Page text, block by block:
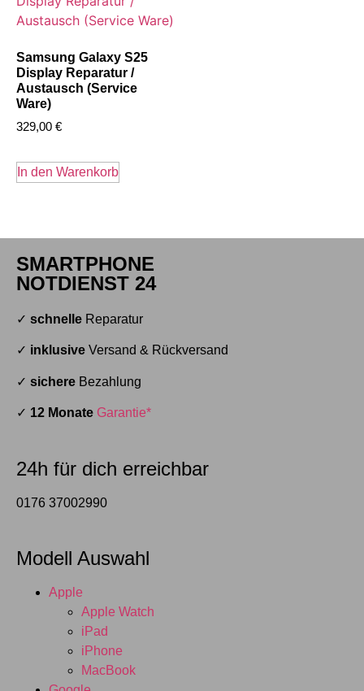
Samsung Galaxy S25
Display Reparatur /
Austausch (Service
Ware)
329,00 €
In den Warenkorb
SMARTPHONE
NOTDIENST 24
✓ schnelle Reparatur
✓ inklusive Versand & Rückversand
✓ sichere Bezahlung
✓ 12 Monate Garantie*
24h für dich erreichbar
0176 37002990
Modell Auswahl
Apple
Apple Watch
iPad
iPhone
MacBook